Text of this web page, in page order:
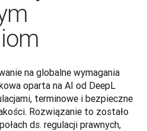
na globalne wymagania
oparta na AI od DeepL
terminowe i bezpieczne
Rozwiązanie to zostało
ds. regulacji prawnych,